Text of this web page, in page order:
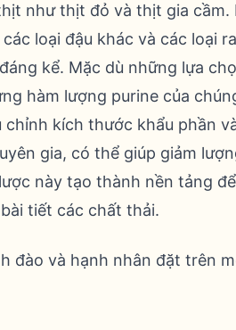
như thịt đỏ và thịt gia
loại đậu khác và các loại
kể. Mặc dù những lựa
hàm lượng purine của
chỉnh kích thước khẩu phần
gia, có thể giúp giảm
này tạo thành nền tảng
tiết các chất thải.